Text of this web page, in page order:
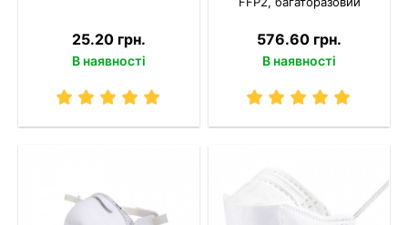
25.20 грн.
В наявності
576.60 грн.
В наявності